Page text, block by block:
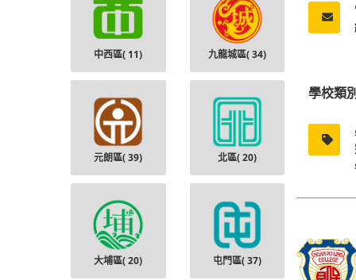
學校類
中西區( 11) 九龍城區(34)
元朗區(39) 北區(20)
大埔區(20) 屯門區(37)